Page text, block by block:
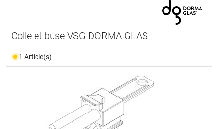
Colle et buse VSG DORMA GLAS
1 Article(s)